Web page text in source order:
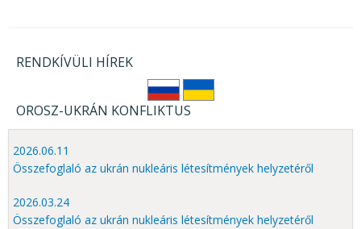
RENDKÍVÜLI HÍREK
OROSZ-UKRÁN KONFLIKTUS
2026.06.11
Összefoglaló az ukrán nukleáris létesítmények helyzetéről
2026.03.24
Összefoglaló az ukrán nukleáris létesítmények helyzetéről